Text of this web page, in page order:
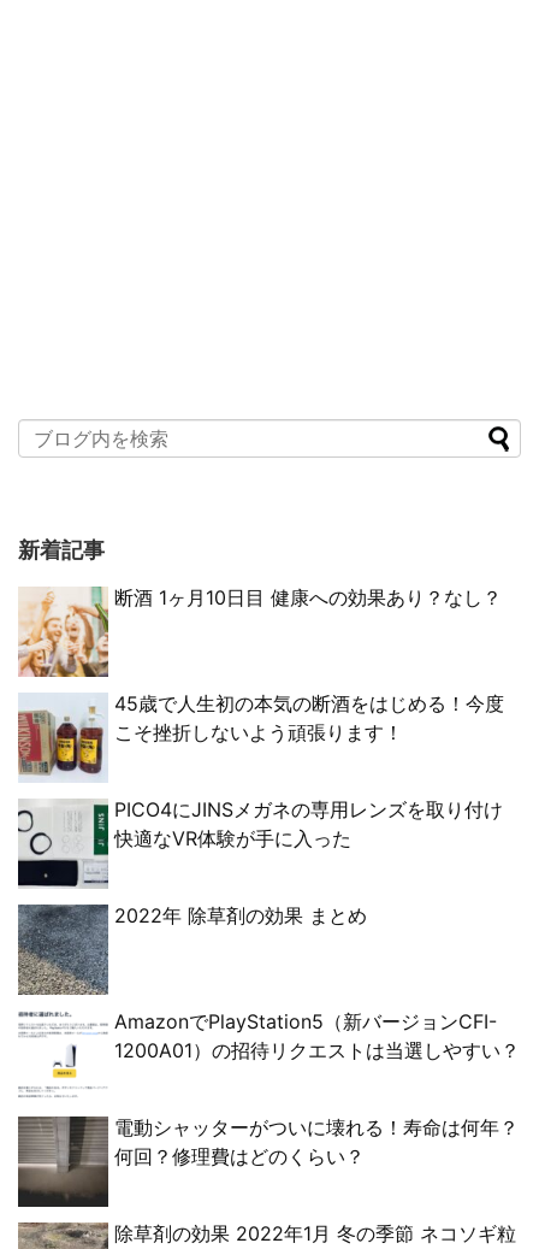
新着記事
断酒 1ヶ月10日目 健康への効果あり？なし？
45歳で人生初の本気の断酒をはじめる！今度
こそ挫折しないよう頑張ります！
PICO4にJINSメガネの専用レンズを取り付け
快適なVR体験が手に入った
2022年 除草剤の効果 まとめ
AmazonでPlayStation5（新バージョンCFI-
1200A01）の招待リクエストは当選しやすい？
電動シャッターがついに壊れる！寿命は何年？
何回？修理費はどのくらい？
除草剤の効果 2022年1月 冬の季節 ネコソギ粒